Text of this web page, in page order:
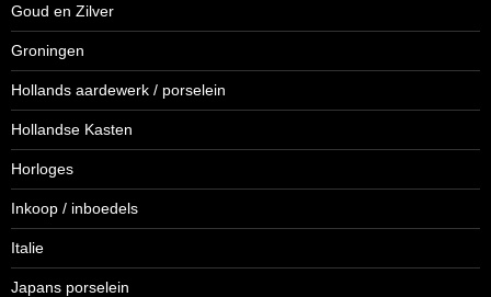
Goud en Zilver
Groningen
Hollands aardewerk / porselein
Hollandse Kasten
Horloges
Inkoop / inboedels
Italie
Japans porselein